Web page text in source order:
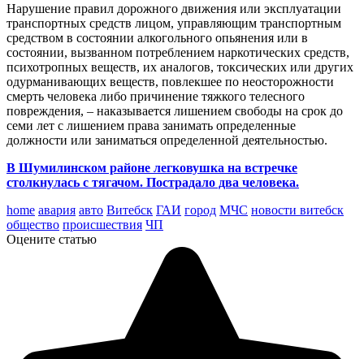
Нарушение правил дорожного движения или эксплуатации
транспортных средств лицом, управляющим транспортным
средством в состоянии алкогольного опьянения или в
состоянии, вызванном потреблением наркотических средств,
психотропных веществ, их аналогов, токсических или других
одурманивающих веществ, повлекшее по неосторожности
смерть человека либо причинение тяжкого телесного
повреждения, – наказывается лишением свободы на срок до
семи лет с лишением права занимать определенные
должности или заниматься определенной деятельностью.
В Шумилинском районе легковушка на встречке
столкнулась с тягачом. Пострадало два человека.
home авария авто Витебск ГАИ город МЧС новости витебск
общество происшествия ЧП
Оцените статью